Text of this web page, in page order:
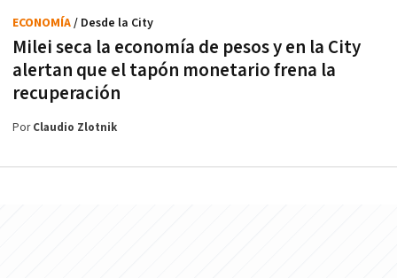
Milei seca la economía de pesos y en la City
alertan que el tapón monetario frena la
recuperación
ECONOMÍA/ Desde la City
PorClaudio Zlotnik